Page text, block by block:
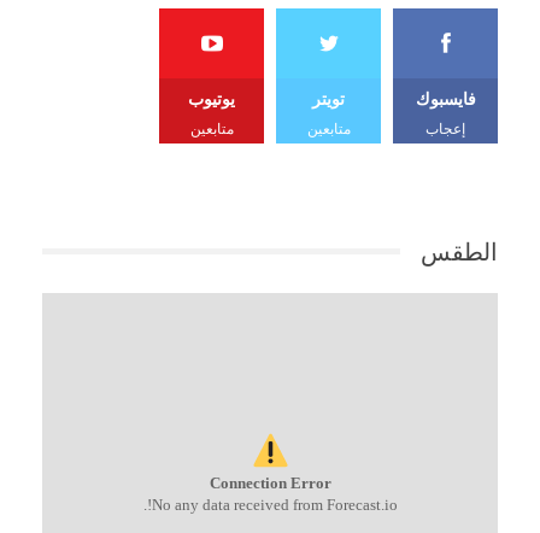
فايسبوك
إعجاب
تويتر
متابعين
يوتيوب
متابعين
الطقس
Connection Error
No any data received from Forecast.io!.